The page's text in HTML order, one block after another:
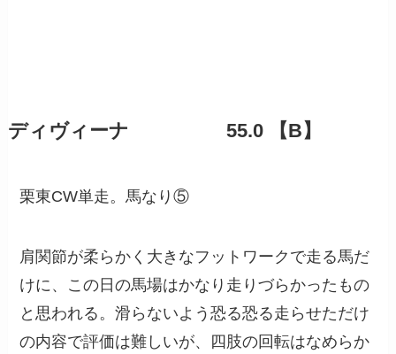
ディヴィーナ 55.0 【B】
栗東CW単走。馬なり⑤
肩関節が柔らかく大きなフットワークで走る馬だ
けに、この日の馬場はかなり走りづらかったもの
と思われる。滑らないよう恐る恐る走らせただけ
の内容で評価は難しいが、四肢の回転はなめらか